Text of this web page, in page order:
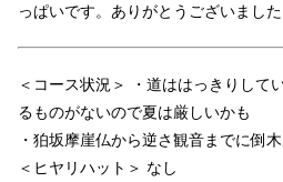
っぱいです。ありがとうございました
＜コース状況＞ ・道ははっきりして
るものがないので夏は厳しいかも
・狛坂摩崖仏から逆さ観音までに倒木
＜ヒヤリハット＞ なし